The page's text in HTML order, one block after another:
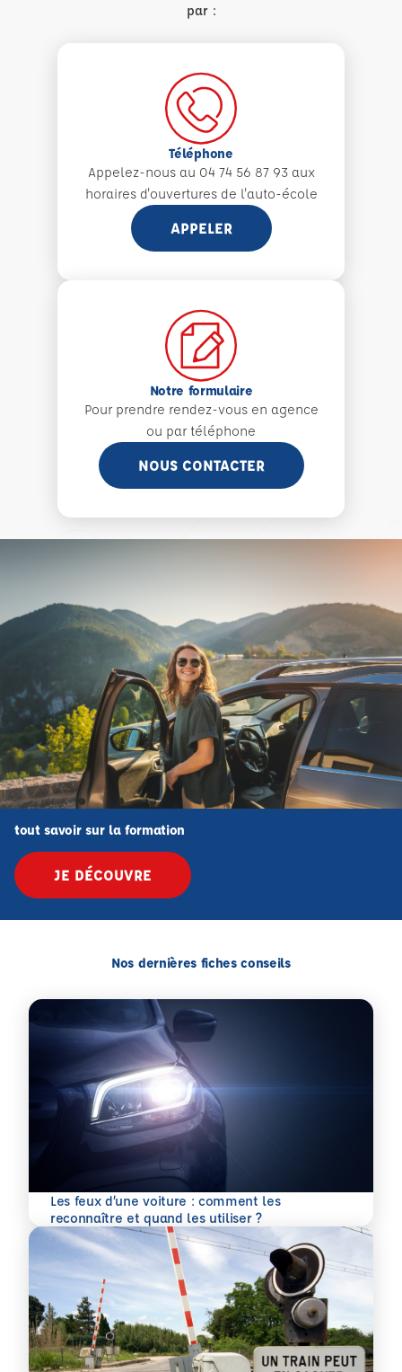
par :
Téléphone
Appelez-nous au 04 74 56 87 93 aux
horaires d'ouvertures de l'auto-école
APPELER
Notre formulaire
Pour prendre rendez-vous en agence
ou par téléphone
NOUS CONTACTER
tout savoir sur la formation
JE DÉCOUVRE
Nos dernières fiches conseils
Les feux d’une voiture : comment les
reconnaître et quand les utiliser ?
En savoir plus